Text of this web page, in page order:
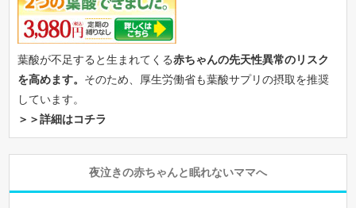
葉酸が不足すると生まれてくる赤ちゃんの先天性異常のリスク
を高めます。 そのため、厚生労働省も葉酸サプリの摂取を推奨
しています。
＞＞詳細はコチラ
夜泣きの赤ちゃんと眠れないママへ